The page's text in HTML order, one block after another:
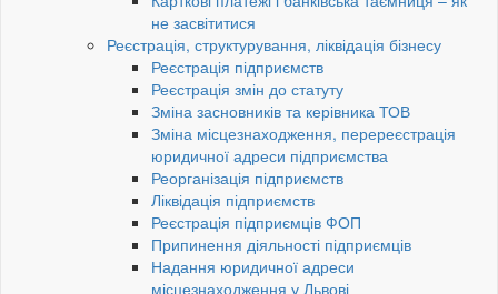
не засвітитися
Реєстрація, структурування, ліквідація бізнесу
Реєстрація підприємств
Реєстрація змін до статуту
Зміна засновників та керівника ТОВ
Зміна місцезнаходження, перереєстрація
юридичної адреси підприємства
Реорганізація підприємств
Ліквідація підприємств
Реєстрація підприємців ФОП
Припинення діяльності підприємців
Надання юридичної адреси
місцезнаходження у Львові